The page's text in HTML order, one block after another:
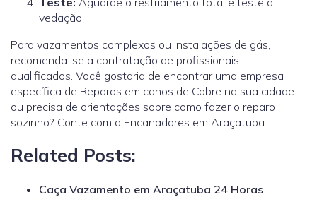
vedação.
Para vazamentos complexos ou instalações de gás,
recomenda-se a contratação de profissionais
qualificados. Você gostaria de encontrar uma empresa
específica de Reparos em canos de Cobre na sua cidade
ou precisa de orientações sobre como fazer o reparo
sozinho? Conte com a Encanadores em Araçatuba.
Related Posts:
Caça Vazamento em Araçatuba 24 Horas